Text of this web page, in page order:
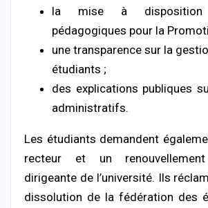
la mise à
pédagogiques pour la
une transparence sur la
étudiants ;
des explications publiques
administratifs.
Les étudiants demandent
recteur et un
dirigeante de l’université. Ils
dissolution de la fédération des